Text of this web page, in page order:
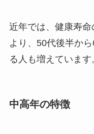
近年では、健康寿
より、50代後半か
る人も増えています
中高年の特徴